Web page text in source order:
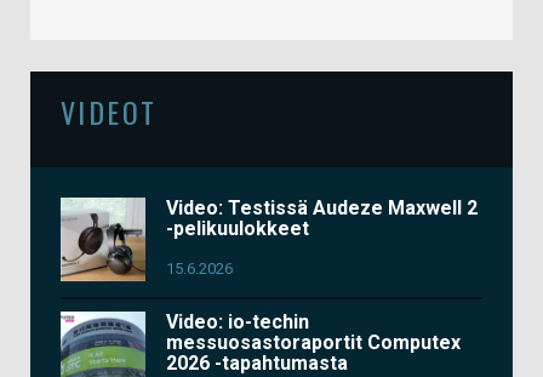
VIDEOT
Video: Testissä Audeze Maxwell 2
-pelikuulokkeet
15.6.2026
Video: io-techin
messuosastoraportit Computex
2026 -tapahtumasta